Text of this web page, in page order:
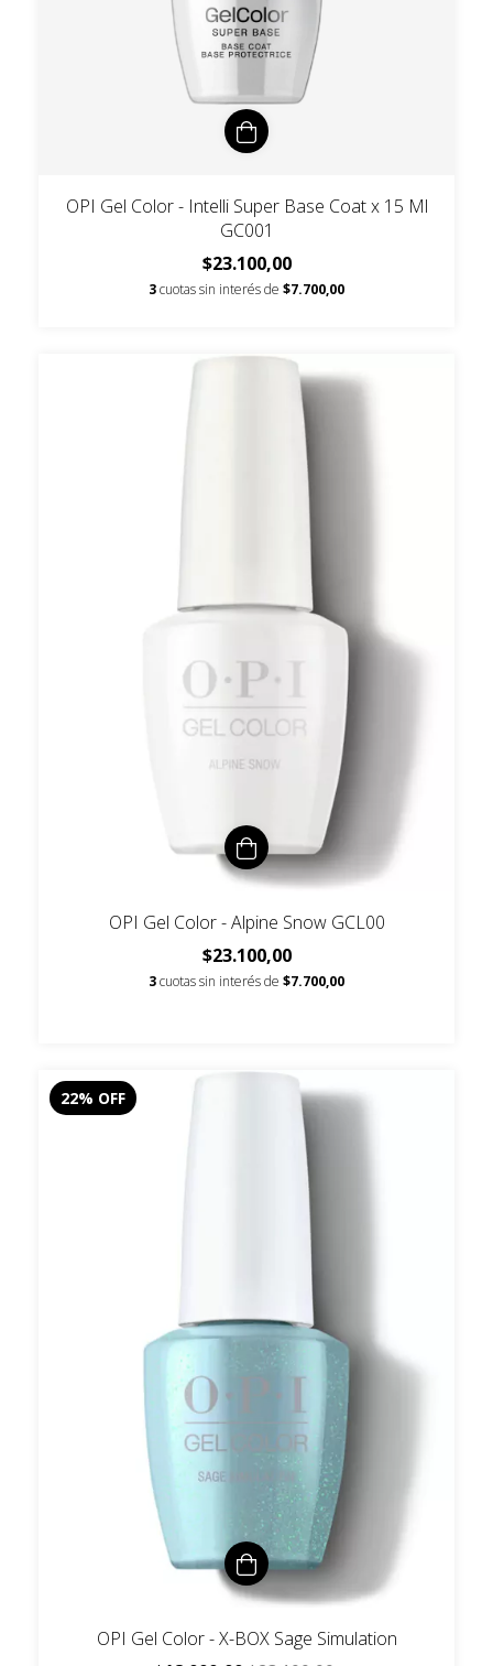
OPI Gel Color - Intelli Super Base Coat x 15 Ml
GC001
$23.100,00
3cuotas sin interés de $7.700,00
OPI Gel Color - Alpine Snow GCL00
$23.100,00
3cuotas sin interés de $7.700,00
22% OFF
OPI Gel Color - X-BOX Sage Simulation